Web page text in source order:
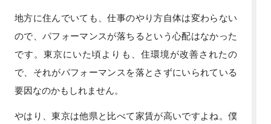
地方に住んでいても、仕事のやり方自体は変わらない
ので、パフォーマンスが落ちるという心配はなかった
です。東京にいた頃よりも、住環境が改善されたの
で、それがパフォーマンスを落とさずにいられている
要因なのかもしれません。
やはり、東京は他県と比べて家賃が高いですよね。僕